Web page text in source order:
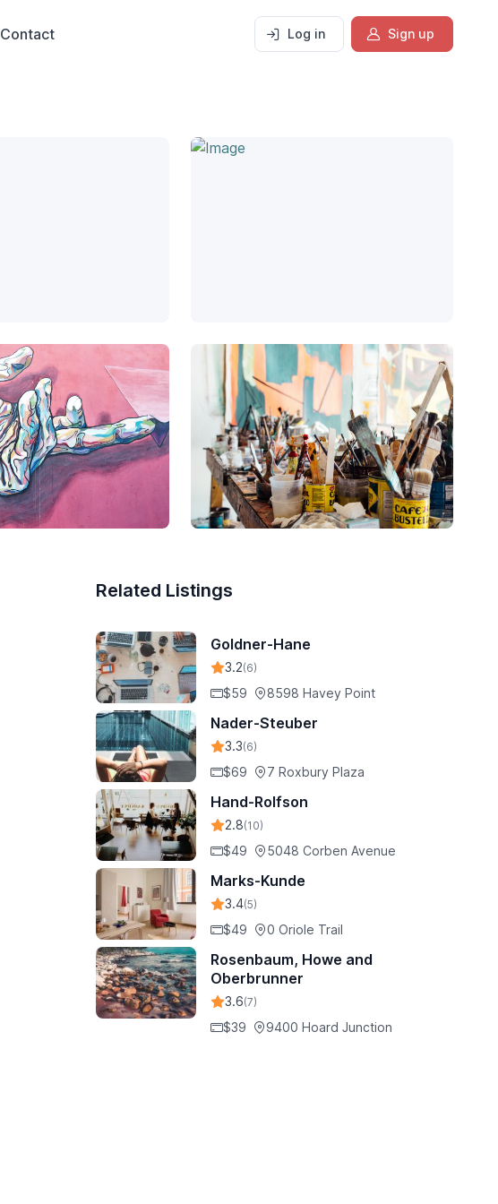
Contact Log in Sign up
Related Listings
Goldner-Hane
3.2(6)
$59 8598 Havey Point
Nader-Steuber
3.3(6)
$69 7 Roxbury Plaza
Hand-Rolfson
2.8(10)
$49 5048 Corben Avenue
Marks-Kunde
3.4(5)
$49 0 Oriole Trail
Rosenbaum, Howe and
Oberbrunner
3.6(7)
$39 9400 Hoard Junction